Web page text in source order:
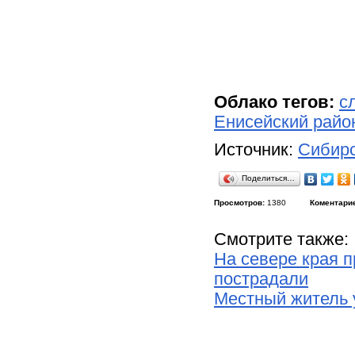
Облако тегов:
Енисейский
Источник:
Поделиться…
Просмотров: 1380
Смотрите также:
На севере края
пострадали
Местный житель